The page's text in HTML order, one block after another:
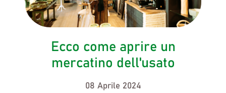
Ecco come aprire un
mercatino dell'usato
08 Aprile 2024